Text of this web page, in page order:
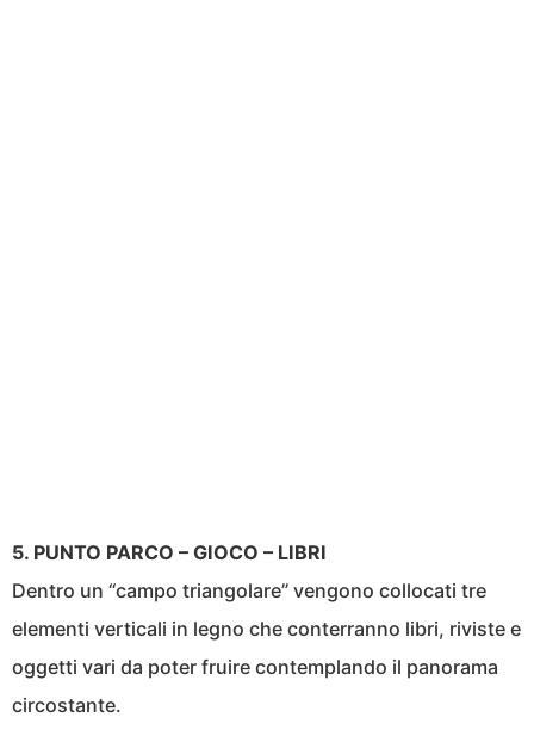
5. PUNTO PARCO – GIOCO – LIBRI
Dentro un “campo triangolare” vengono collocati tre
elementi verticali in legno che conterranno libri, riviste e
oggetti vari da poter fruire contemplando il panorama
circostante.